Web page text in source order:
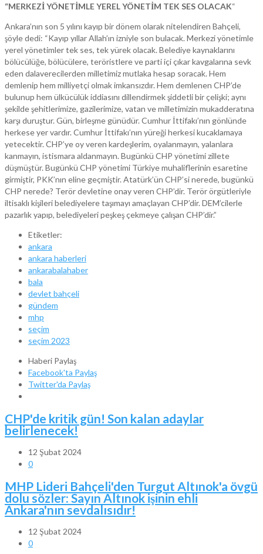
“MERKEZİ YÖNETİMLE YEREL YÖNETİM TEK SES OLACAK“
Ankara’nın son 5 yılını kayıp bir dönem olarak nitelendiren Bahçeli,
şöyle dedi: “Kayıp yıllar Allah’ın izniyle son bulacak. Merkezi yönetimle
yerel yönetimler tek ses, tek yürek olacak. Belediye kaynaklarını
bölücülüğe, bölücülere, teröristlere ve parti içi çıkar kavgalarına sevk
eden dalaverecilerden milletimiz mutlaka hesap soracak. Hem
demlenip hem milliyetçi olmak imkansızdır. Hem demlenen CHP’de
bulunup hem ülkücülük iddiasını dillendirmek şiddetli bir çelişki; aynı
şekilde şehitlerimize, gazilerimize, vatan ve milletimizin mukadderatına
karşı duruştur. Gün, birleşme günüdür. Cumhur İttifakı’nın gönlünde
herkese yer vardır. Cumhur İttifakı’nın yüreği herkesi kucaklamaya
yetecektir. CHP’ye oy veren kardeşlerim, oyalanmayın, yalanlara
kanmayın, istismara aldanmayın. Bugünkü CHP yönetimi zillete
düşmüştür. Bugünkü CHP yönetimi Türkiye muhaliflerinin esaretine
girmiştir, PKK’nın eline geçmiştir. Atatürk’ün CHP’si nerede, bugünkü
CHP nerede? Terör devletine onay veren CHP’dir. Terör örgütleriyle
iltisaklı kişileri belediyelere taşımayı amaçlayan CHP’dir. DEM’cilerle
pazarlık yapıp, belediyeleri peşkeş çekmeye çalışan CHP’dir.”
Etiketler:
ankara
ankara haberleri
ankarabalahaber
bala
devlet bahçeli
gündem
mhp
seçim
seçim 2023
Haberi Paylaş
Facebook'ta Paylaş
Twitter'da Paylaş
CHP'de kritik gün! Son kalan adaylar
belirlenecek!
12 Şubat 2024
0
MHP Lideri Bahçeli'den Turgut Altınok'a övgü
dolu sözler: Sayın Altınok işinin ehli
Ankara'nın sevdalısıdır!
12 Şubat 2024
0